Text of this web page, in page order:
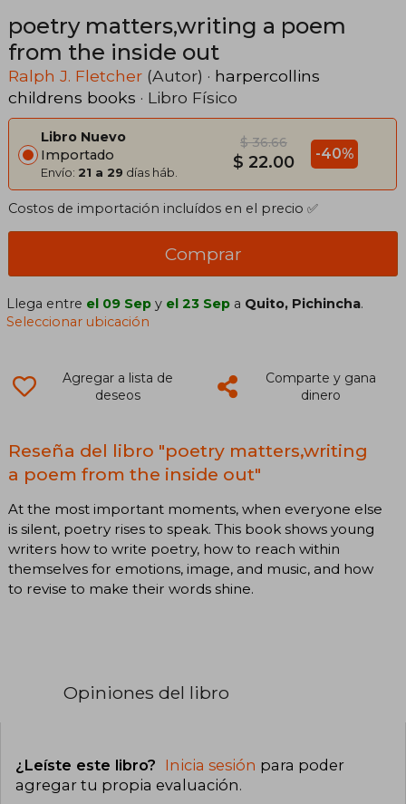
poetry matters,writing a poem
from the inside out
Ralph J. Fletcher (Autor) · harpercollins
childrens books · Libro Físico
Libro Nuevo
Importado
Envío: 21 a 29 días háb.
$ 36.66
$ 22.00 -40%
Costos de importación incluídos en el precio ✅
Comprar
Llega entre el 09 Sep y el 23 Sep a Quito, Pichincha.
Seleccionar ubicación
Agregar a lista de
deseos
Comparte y gana
dinero
Reseña del libro "poetry matters,writing
a poem from the inside out"
At the most important moments, when everyone else
is silent, poetry rises to speak. This book shows young
writers how to write poetry, how to reach within
themselves for emotions, image, and music, and how
to revise to make their words shine.
Opiniones del libro
¿Leíste este libro? Inicia sesión para poder
agregar tu propia evaluación.